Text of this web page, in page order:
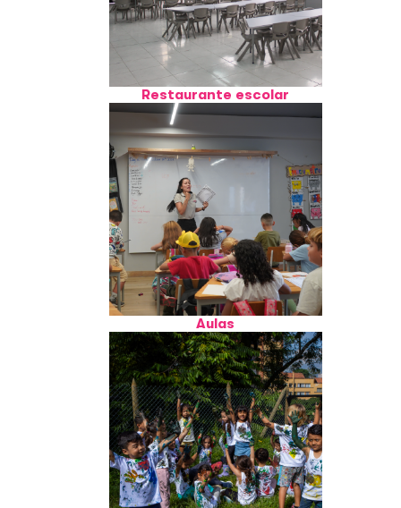
Restaurante escolar
Aulas